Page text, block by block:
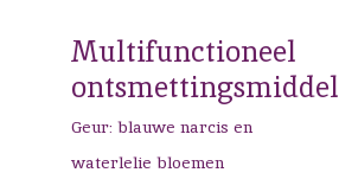
Multifunctioneel
ontsmettingsmiddel
Geur: blauwe narcis en
waterlelie bloemen